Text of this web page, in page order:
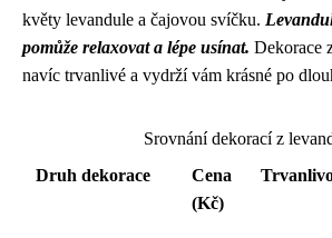
květy levandule a čajovou svíčku.
pomůže relaxovat a lépe usínat. Dekorace
navíc trvanlivé a vydrží vám krásné po
Srovnání dekorací z
Druh dekorace
Cena
(Kč)